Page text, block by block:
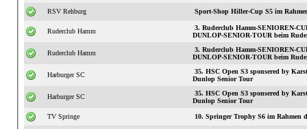
RSV Rehburg Sport-Shop Hiller-Cup S5 im
Ruderclub Hamm
3. Ruderclub Hamm-SENIOREN-
DUNLOP-SENIOR-TOUR beim
Ruderclub Hamm
3. Ruderclub Hamm-SENIOREN-
DUNLOP-SENIOR-TOUR beim
Harburger SC
35. HSC Open S3 sponsered by
Dunlop Senior Tour
Harburger SC
35. HSC Open S3 sponsered by
Dunlop Senior Tour
TV Springe 10. Springer Trophy S6 im Rahmen